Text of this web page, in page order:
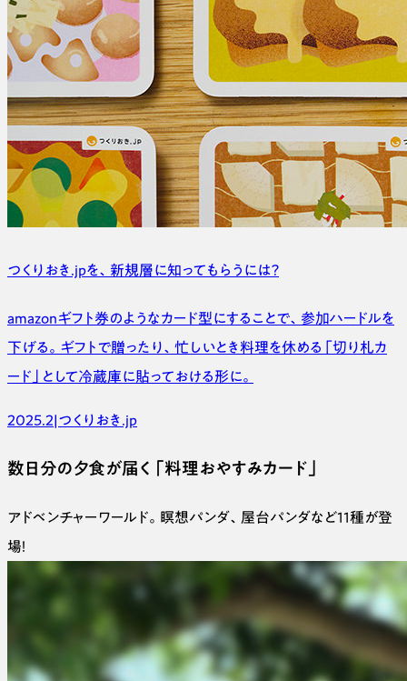
つくりおき.jpを、 新規層に知ってもらうには？
amazonギフト券のようなカード型にすることで、参加ハードルを
下げる。ギフトで贈ったり、忙しいとき料理を休める「切り札カ
ード」として冷蔵庫に貼っておける形に。
2025.2|つくりおき.jp
数日分の夕食が届く「料理おやすみカード」
アドベンチャーワールド。瞑想パンダ、屋台パンダなど11種が登
場！